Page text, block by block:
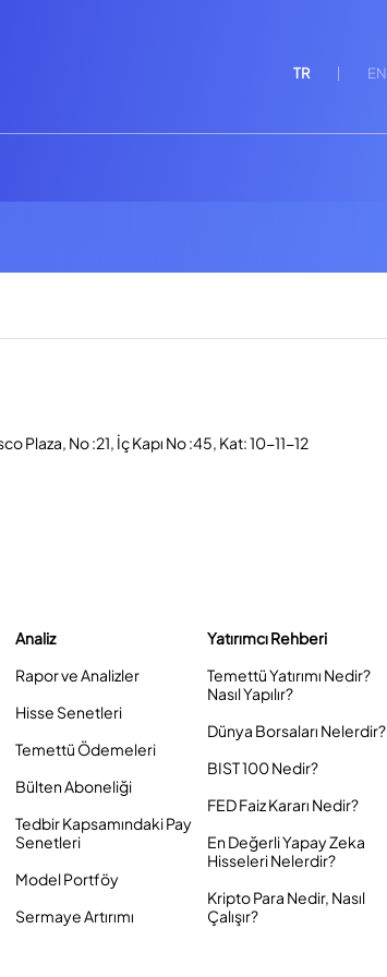
TR EN
Plaza, No :21, İç Kapı No :45, Kat: 10-11-12
Analiz
Rapor ve Analizler
Hisse Senetleri
Temettü Ödemeleri
Bülten Aboneliği
Tedbir Kapsamındaki Pay
Senetleri
Model Portföy
Sermaye Artırımı
Yatırımcı Rehberi
Temettü Yatırımı Nedir?
Nasıl Yapılır?
Dünya Borsaları Nelerdir?
BIST 100 Nedir?
FED Faiz Kararı Nedir?
En Değerli Yapay Zeka
Hisseleri Nelerdir?
Kripto Para Nedir, Nasıl
Çalışır?